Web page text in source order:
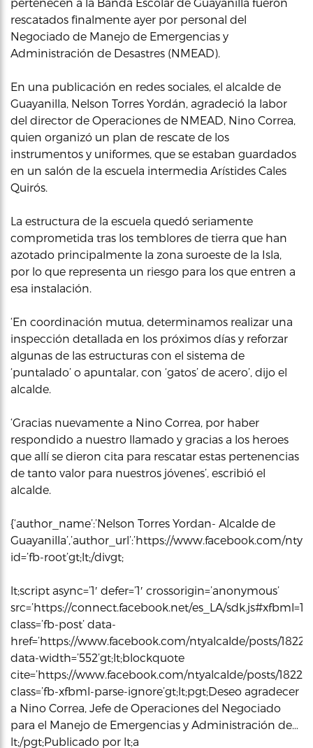
rescatados finalmente ayer por personal del
Negociado de Manejo de Emergencias y
Administración de Desastres (NMEAD).
En una publicación en redes sociales, el alcalde de
Guayanilla, Nelson Torres Yordán, agradeció la labor
del director de Operaciones de NMEAD, Nino Correa,
quien organizó un plan de rescate de los
instrumentos y uniformes, que se estaban guardados
en un salón de la escuela intermedia Arístides Cales
Quirós.
La estructura de la escuela quedó seriamente
comprometida tras los temblores de tierra que han
azotado principalmente la zona suroeste de la Isla,
por lo que representa un riesgo para los que entren a
esa instalación.
‘En coordinación mutua, determinamos realizar una
inspección detallada en los próximos días y reforzar
algunas de las estructuras con el sistema de
‘puntalado’ o apuntalar, con ‘gatos’ de acero’, dijo el
alcalde.
‘Gracias nuevamente a Nino Correa, por haber
respondido a nuestro llamado y gracias a los heroes
que allí se dieron cita para rescatar estas pertenencias
de tanto valor para nuestros jóvenes’, escribió el
alcalde.
{‘author_name’:’Nelson Torres Yordan- Alcalde de
Guayanilla’,’author_url’:’https://www.facebook.com/
id=’fb-root’gt;lt;/divgt;
lt;script async=’1′ defer=’1′ crossorigin=’anonymous’
src=’https://connect.facebook.net/es_LA/
class=’fb-post’ data-
href=’https://www.facebook.com/ntyalcalde/posts/
data-width=’552’gt;lt;blockquote
cite=’https://www.facebook.com/ntyalcalde/posts/
class=’fb-xfbml-parse-ignore’gt;lt;pgt;Deseo agradecer
a Nino Correa, Jefe de Operaciones del Negociado
para el Manejo de Emergencias y Administración de…
lt;/pgt;Publicado por lt;a